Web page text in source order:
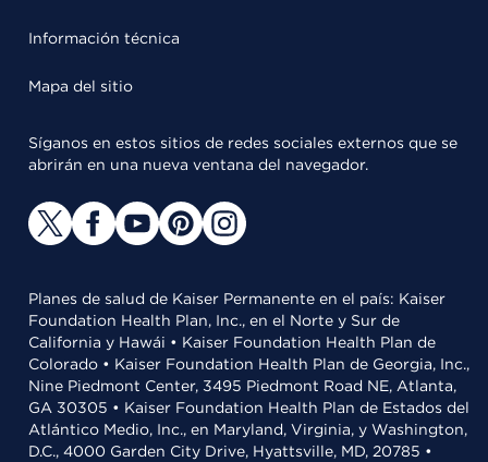
Información técnica
Mapa del sitio
Síganos en estos sitios de redes sociales externos que se
abrirán en una nueva ventana del navegador.
Planes de salud de Kaiser Permanente en el país: Kaiser
Foundation Health Plan, Inc., en el Norte y Sur de
California y Hawái • Kaiser Foundation Health Plan de
Colorado • Kaiser Foundation Health Plan de Georgia, Inc.,
Nine Piedmont Center, 3495 Piedmont Road NE, Atlanta,
GA 30305 • Kaiser Foundation Health Plan de Estados del
Atlántico Medio, Inc., en Maryland, Virginia, y Washington,
D.C., 4000 Garden City Drive, Hyattsville, MD, 20785 •